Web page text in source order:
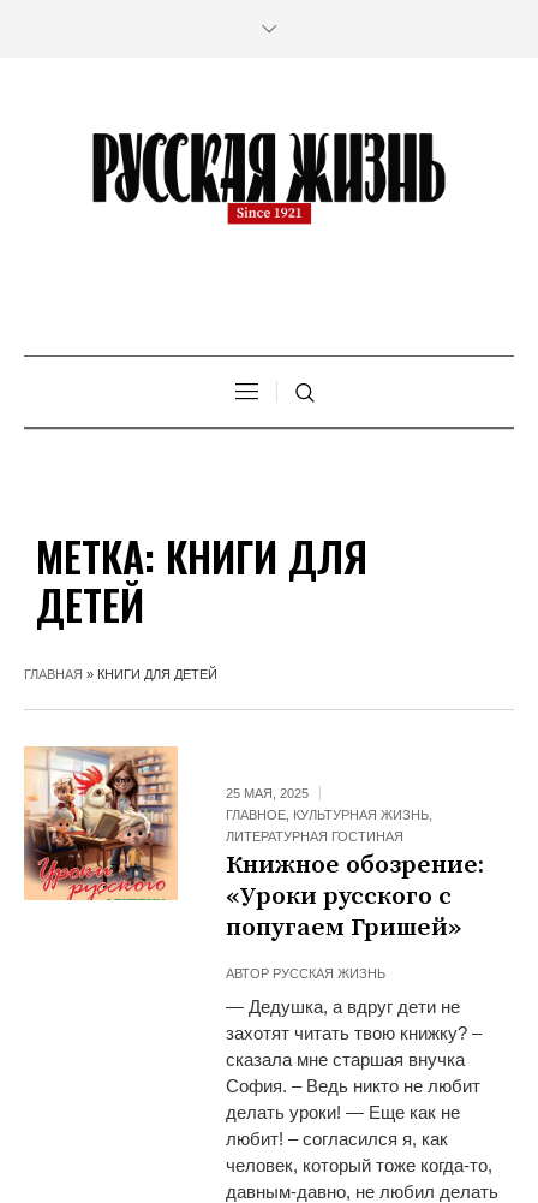
МЕТКА: КНИГИ ДЛЯ
ДЕТЕЙ
ГЛАВНАЯ » КНИГИ ДЛЯ ДЕТЕЙ
25 МАЯ, 2025
ГЛАВНОЕ КУЛЬТУРНАЯ ЖИЗНЬ
ЛИТЕРАТУРНАЯ ГОСТИНАЯ
Книжное обозрение:
«Уроки русского с
попугаем Гришей»
АВТОР РУССКАЯ ЖИЗНЬ
— Дедушка, а вдруг дети не
захотят читать твою книжку? –
сказала мне старшая внучка
София. – Ведь никто не любит
делать уроки! — Еще как не
любит! – согласился я, как
человек, который тоже когда-то,
давным-давно, не любил делать